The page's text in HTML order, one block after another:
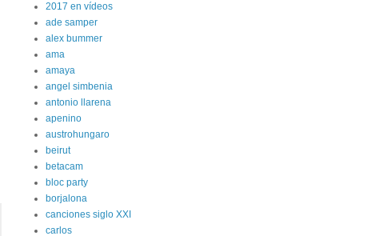
2017 en vídeos
ade samper
alex bummer
ama
amaya
angel simbenia
antonio llarena
apenino
austrohungaro
beirut
betacam
bloc party
borjalona
canciones siglo XXI
carlos